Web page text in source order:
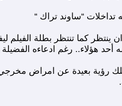
“ساوند تراك “
كما تنتظر بطلة الفيلم
هؤلاء.. رغم ادعاءه
رؤية بعيدة عن امراض مخرجي